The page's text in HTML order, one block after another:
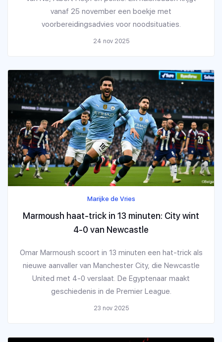
vanaf 25 november een boekje met
voorbereidingsadvies voor noodsituaties.
24 nov 2025
Marijke de Vries
Marmoush haat-trick in 13 minuten: City wint
4-0 van Newcastle
Omar Marmoush scoort in 13 minuten een hat-trick als
nieuwe aanvaller van Manchester City, die Newcastle
United met 4-0 verslaat. De Egyptenaar maakt
geschiedenis in de Premier League.
23 nov 2025